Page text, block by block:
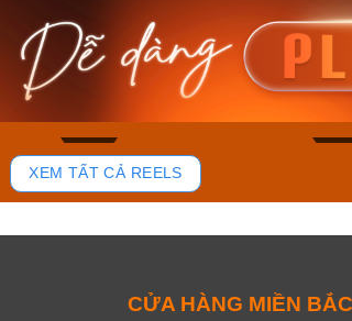
45
Casio Nam MTS-
RS100L-1AVDF
4.276.000₫
3.634.600₫
Casio
230EL-
Mua
XEM TẤT CẢ REELS
CỬA HÀNG MIỀN BẮC